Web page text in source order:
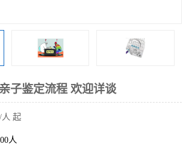
子鉴定流程 欢迎详谈
人 起
人